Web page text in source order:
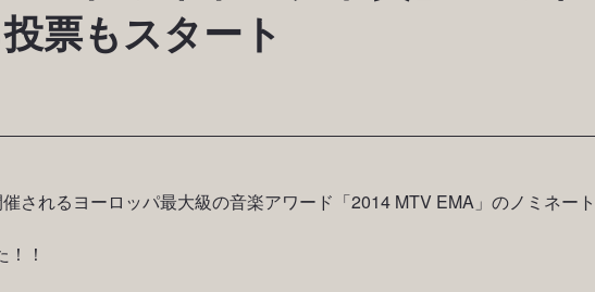
票もスタート
されるヨーロッパ最大級の音楽アワード「2014 MTV EMA」のノミネー
！